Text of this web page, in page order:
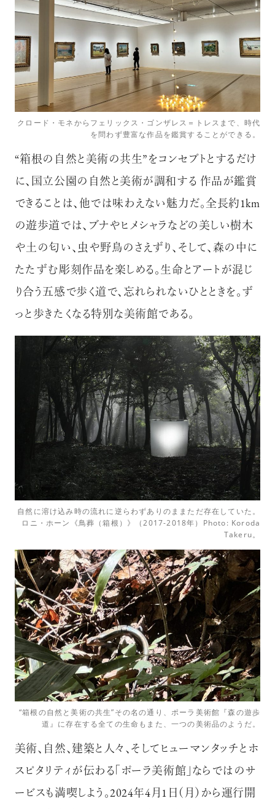
クロード・モネからフェリックス・ゴンザレス＝トレスまで、時代
を問わず豊富な作品を鑑賞することができる。
“箱根の自然と美術の共生”をコンセプトとするだけ
に、国立公園の自然と美術が調和する 作品が鑑賞
できることは、他では味わえない魅力だ。全長約1km
の遊歩道では、ブナやヒメシャラなどの美しい樹木
や土の匂い、虫や野鳥のさえずり、そして、森の中に
たたずむ彫刻作品を楽しめる。生命とアートが混じ
り合う五感で歩く道で、忘れられないひとときを。ず
っと歩きたくなる特別な美術館である。
自然に溶け込み時の流れに逆らわずありのままただ存在していた。
ロニ・ホーン《鳥葬（箱根）》（2017-2018年）Photo: Koroda
Takeru。
“箱根の自然と美術の共生”その名の通り、ポーラ美術館『森の遊歩
道』に存在する全ての生命もまた、一つの美術品のようだ。
美術、自然、建築と人々、そしてヒューマンタッチとホ
スピタリティが伝わる「ポーラ美術館」ならではのサ
ービスも満喫しよう。2024年4月1日（月）から運行開